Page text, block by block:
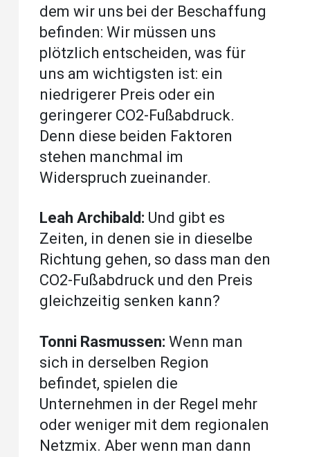
dem wir uns bei der Beschaffung
befinden: Wir müssen uns
plötzlich entscheiden, was für
uns am wichtigsten ist: ein
niedrigerer Preis oder ein
geringerer CO2-Fußabdruck.
Denn diese beiden Faktoren
stehen manchmal im
Widerspruch zueinander.
Leah Archibald: Und gibt es
Zeiten, in denen sie in dieselbe
Richtung gehen, so dass man den
CO2-Fußabdruck und den Preis
gleichzeitig senken kann?
Tonni Rasmussen: Wenn man
sich in derselben Region
befindet, spielen die
Unternehmen in der Regel mehr
oder weniger mit dem regionalen
Netzmix. Aber wenn man dann